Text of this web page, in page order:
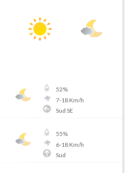
52%
7-18Km/h
Sud SE
55%
6-18Km/h
Sud